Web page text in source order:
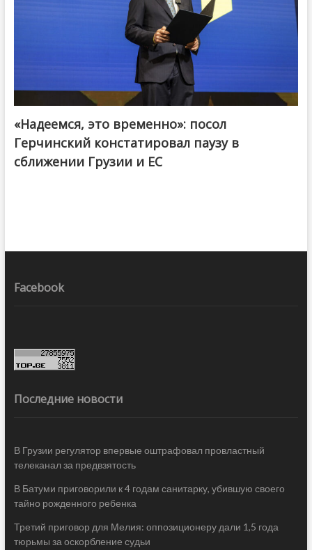
«Надеемся, это временно»: посол
Герчинский констатировал паузу в
сближении Грузии и ЕС
Facebook
Последние новости
В Грузии регулятор впервые оштрафовал провластный
телеканал за предвзятость
В Батуми приговорили к 4 годам санитарку, убившую своего
тайно рожденного ребенка
Третий приговор для Мелия: оппозиционеру дали 1,5 года
тюрьмы за оскорбление судьи